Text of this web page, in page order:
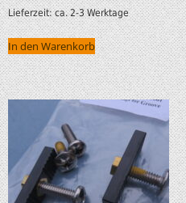
Lieferzeit:ca. 2-3 Werktage
In den Warenkorb